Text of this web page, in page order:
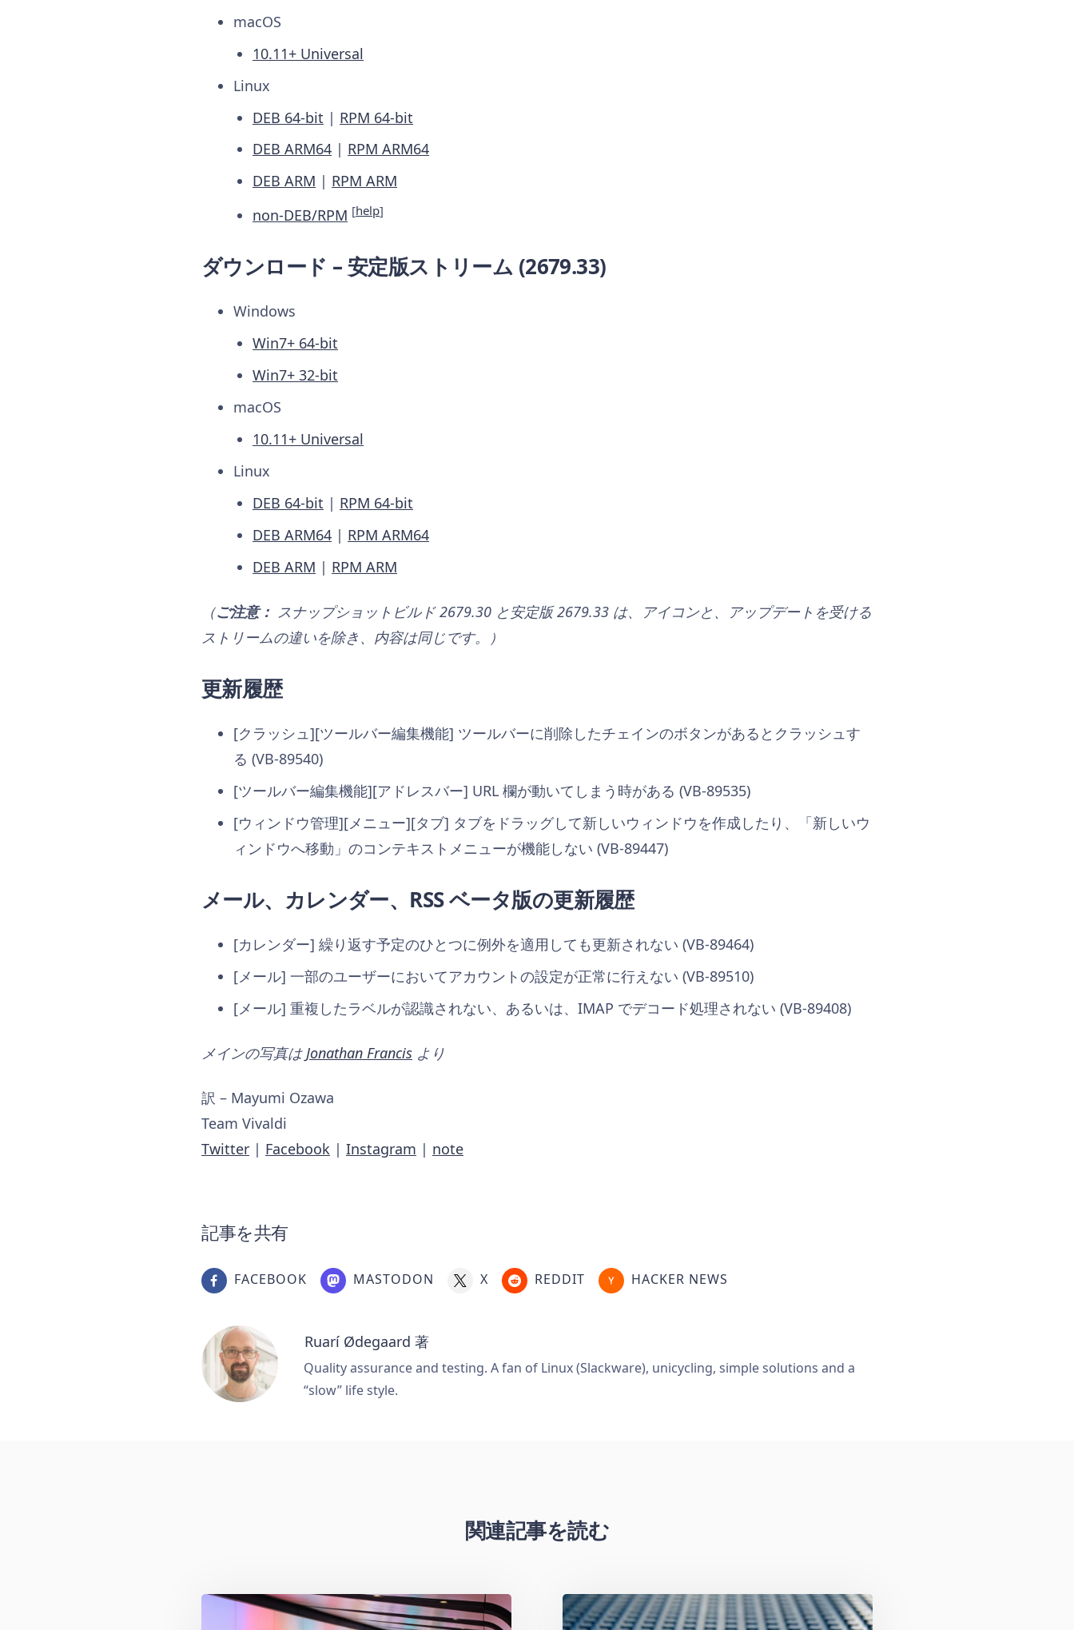
macOS
10.11+ Universal
Linux
DEB 64-bit | RPM 64-bit
DEB ARM64 | RPM ARM64
DEB ARM | RPM ARM
non-DEB/RPM [help]
ダウンロード – 安定版ストリーム (2679.33)
Windows
Win7+ 64-bit
Win7+ 32-bit
macOS
10.11+ Universal
Linux
DEB 64-bit | RPM 64-bit
DEB ARM64 | RPM ARM64
DEB ARM | RPM ARM
（ご注意： スナップショットビルド2679.30 と安定版 2679.33 は、アイコンと、アップデートを受ける
ストリームの違いを除き、内容は同じです。）
更新履歴
[クラッシュ][ツールバー編集機能] ツールバーに削除したチェインのボタンがあるとクラッシュす
る (VB-89540)
[ツールバー編集機能][アドレスバー] URL 欄が動いてしまう時がある (VB-89535)
[ウィンドウ管理][メニュー][タブ] タブをドラッグして新しいウィンドウを作成したり、「新しいウ
ィンドウへ移動」のコンテキストメニューが機能しない (VB-89447)
メール、カレンダー、RSS ベータ版の更新履歴
[カレンダー] 繰り返す予定のひとつに例外を適用しても更新されない (VB-89464)
[メール] 一部のユーザーにおいてアカウントの設定が正常に行えない (VB-89510)
[メール] 重複したラベルが認識されない、あるいは、IMAP でデコード処理されない (VB-89408)
メインの写真はJonathan Francis より
訳 – Mayumi Ozawa
Team Vivaldi
Twitter | Facebook | Instagram | note
記事を共有
FACEBOOK MASTODON X REDDIT HACKER NEWS
Ruarí Ødegaard 著
Quality assurance and testing. A fan of Linux (Slackware), unicycling, simple solutions and a
“slow” life style.
関連記事を読む